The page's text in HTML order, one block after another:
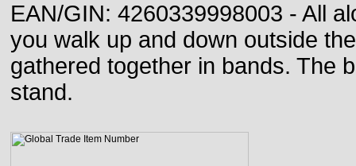
EAN/GIN: 4260339998003 - All
you walk up and down outside
gathered together in bands. The
stand.